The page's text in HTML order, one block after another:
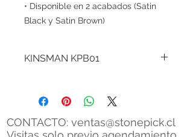
• Disponible en 2 acabados (Satin
Black y Satin Brown)
KINSMAN KPB01
alta calidad diseñados
específicamente para ofrecer la
postura correcta mientras toca el
CONTACTO: ventas@stonepick.cl